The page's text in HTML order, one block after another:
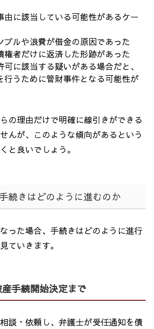
由に該当している可能性があるケー
ブルや浪費が借金の原因であった
権者だけに返済した形跡があった
可に該当する疑いがある場合だと、
行うために管財事件となる可能性が
の理由だけで明確に線引きができる
んが、このような傾向があるという
と良いでしょう。
続きはどのように進むのか
った場合、手続きはどのように進行
ていきます。
手続開始決定まで
談・依頼し、弁護士が受任通知を債